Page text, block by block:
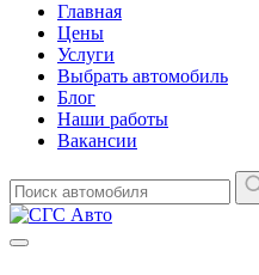
Главная
Цены
Услуги
Выбрать автомобиль
Блог
Наши работы
Вакансии